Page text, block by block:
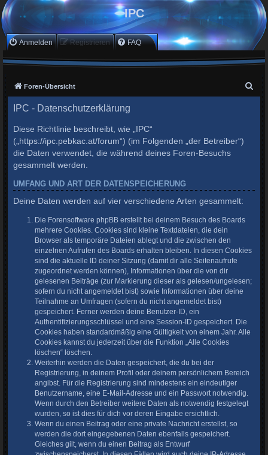
IPC
Anmelden Registrieren FAQ
Foren-Übersicht
IPC - Datenschutzerklärung
Diese Richtlinie beschreibt, wie „IPC“
(„https://ipc.pebkac.at/forum“) (im Folgenden „der Betreiber“)
die Daten verwendet, die während deines Foren-Besuchs
gesammelt werden.
UMFANG UND ART DER DATENSPEICHERUNG
Deine Daten werden auf vier verschiedene Arten gesammelt:
Die Forensoftware phpBB erstellt bei deinem Besuch des Boards
mehrere Cookies. Cookies sind kleine Textdateien, die dein
Browser als temporäre Dateien ablegt und die zwischen den
einzelnen Aufrufen des Boards erhalten bleiben. In diesen Cookies
sind die aktuelle ID deiner Sitzung (damit dir alle Seitenaufrufe
zugeordnet werden können), Informationen über die von dir
gelesenen Beiträge (zur Markierung dieser als gelesen/ungelesen;
sofern du nicht angemeldet bist) sowie Informationen über deine
Teilnahme an Umfragen (sofern du nicht angemeldet bist)
gespeichert. Ferner werden deine Benutzer-ID, ein
Authentifizierungsschlüssel und eine Session-ID gespeichert. Die
Cookies haben standardmäßig eine Gültigkeit von einem Jahr. Alle
Cookies kannst du jederzeit über die Funktion „Alle Cookies
löschen“ löschen.
Weiterhin werden die Daten gespeichert, die du bei der
Registrierung, in deinem Profil oder deinem persönlichem Bereich
angibst. Für die Registrierung sind mindestens ein eindeutiger
Benutzername, eine E-Mail-Adresse und ein Passwort notwendig.
Wenn durch den Betreiber weitere Daten als notwendig festgelegt
wurden, so ist dies für dich vor deren Eingabe ersichtlich.
Wenn du einen Beitrag oder eine private Nachricht erstellst, so
werden die dort eingegebenen Daten ebenfalls gespeichert.
Gleiches gilt, wenn du einen Beitrag als Entwurf